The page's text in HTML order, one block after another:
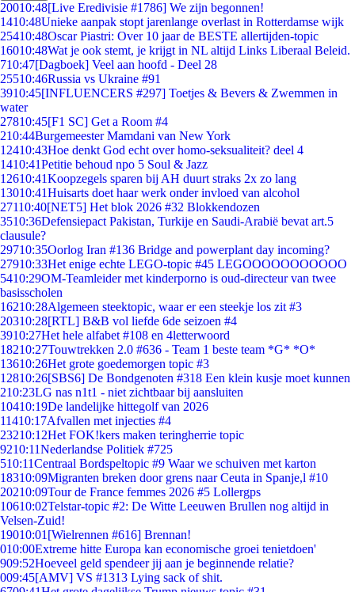
20010:48[Live Eredivisie #1786] We zijn begonnen!
1410:48Unieke aanpak stopt jarenlange overlast in Rotterdamse wijk
25410:48Oscar Piastri: Over 10 jaar de BESTE allertijden-topic
16010:48Wat je ook stemt, je krijgt in NL altijd Links Liberaal Beleid.
710:47[Dagboek] Veel aan hoofd - Deel 28
25510:46Russia vs Ukraine #91
3910:45[INFLUENCERS #297] Toetjes & Bevers & Zwemmen in
water
27810:45[F1 SC] Get a Room #4
210:44Burgemeester Mamdani van New York
12410:43Hoe denkt God echt over homo-seksualiteit? deel 4
1410:41Petitie behoud npo 5 Soul & Jazz
12610:41Koopzegels sparen bij AH duurt straks 2x zo lang
13010:41Huisarts doet haar werk onder invloed van alcohol
27110:40[NET5] Het blok 2026 #32 Blokkendozen
3510:36Defensiepact Pakistan, Turkije en Saudi-Arabië bevat art.5
clausule?
29710:35Oorlog Iran #136 Bridge and powerplant day incoming?
27910:33Het enige echte LEGO-topic #45 LEGOOOOOOOOOOO
5410:29OM-Teamleider met kinderporno is oud-directeur van twee
basisscholen
16210:28Algemeen steektopic, waar er een steekje los zit #3
20310:28[RTL] B&B vol liefde 6de seizoen #4
3910:27Het hele alfabet #108 en 4letterwoord
18210:27Touwtrekken 2.0 #636 - Team 1 beste team *G* *O*
13610:26Het grote goedemorgen topic #3
12810:26[SBS6] De Bondgenoten #318 Een klein kusje moet kunnen
210:23LG nas n1t1 - niet zichtbaar bij aansluiten
10410:19De landelijke hittegolf van 2026
11410:17Afvallen met injecties #4
23210:12Het FOK!kers maken teringherrie topic
9210:11Nederlandse Politiek #725
510:11Centraal Bordspeltopic #9 Waar we schuiven met karton
18310:09Migranten breken door grens naar Ceuta in Spanje,l #10
20210:09Tour de France femmes 2026 #5 Lollergps
10610:02Telstar-topic #2: De Witte Leeuwen Brullen nog altijd in
Velsen-Zuid!
19010:01 [Wielrennen #616] Brennan!
010:00Extreme hitte Europa kan economische groei tenietdoen'
909:52Hoeveel geld spendeer jij aan je beginnende relatie?
009:45[AMV] VS #1313 Lying sack of shit.